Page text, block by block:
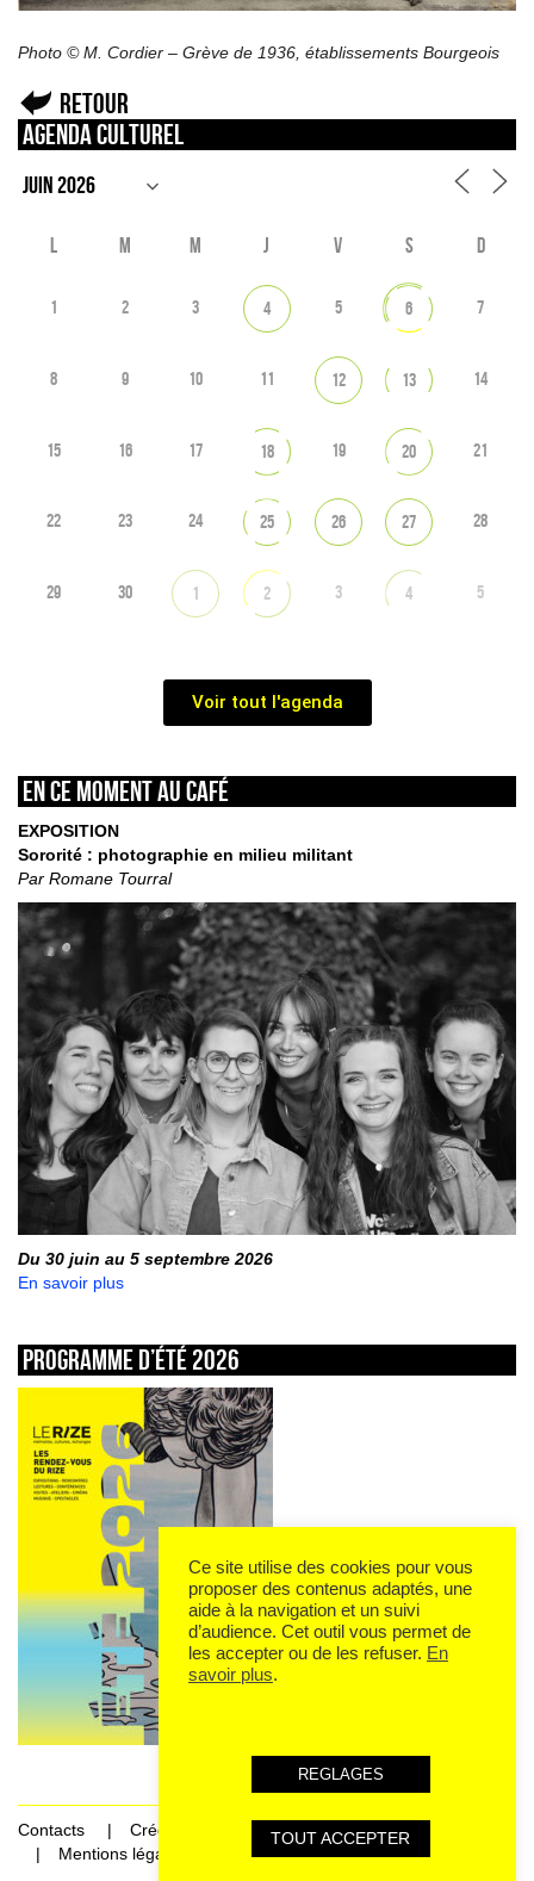
Photo © M. Cordier – Grève de 1936, établissements Bourgeois
Retour
Agenda culturel
L M M J V S D
1 2 3 4 5 6 7
8 9 10 11 12 13 14
15 16 17 18 19 20 21
22 23 24 25 26 27 28
29 30 1 2 3 4 5
Voir tout l'agenda
En ce moment au café
EXPOSITION
Sororité : photographie en milieu militant
Par Romane Tourral
Du 30 juin au 5 septembre 2026
En savoir plus
Programme d’été 2026
Contacts
Crédits
Mentions légales et données personnelles
Ce site utilise des cookies pour vous
proposer des contenus adaptés, une
aide à la navigation et un suivi
d’audience. Cet outil vous permet de
les accepter ou de les refuser. En
savoir plus.
REGLAGES
TOUT ACCEPTER